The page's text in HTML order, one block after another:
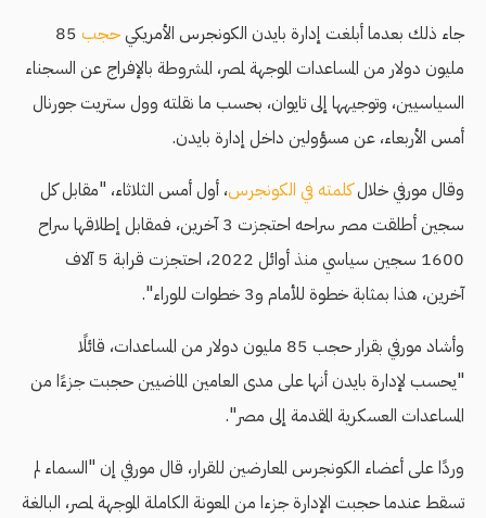
جاء ذلك بعدما أبلغت إدارة بايدن الكونجرس الأمريكيحجب 85
مليون دولار من المساعدات الموجهة لمصر، المشروطة بالإفراج عن السجناء
السياسيين، وتوجيهها إلى تايوان، بحسب ما نقلته وول ستريت جورنال
أمس الأربعاء، عن مسؤولين داخل إدارة بايدن.
وقال مورفي خلالكلمته في الكونجرس، أول أمس الثلاثاء، "مقابل كل
سجين أطلقت مصر سراحه احتجزت 3 آخرين، فمقابل إطلاقها سراح
1600 سجين سياسي منذ أوائل 2022، احتجزت قرابة 5 آلاف
آخرين، هذا بمثابة خطوة للأمام و3 خطوات للوراء".
وأشاد مورفي بقرار حجب 85 مليون دولار من المساعدات، قائلًا
"يحسب لإدارة بايدن أنها على مدى العامين الماضيين حجبت جزءًا من
المساعدات العسكرية المقدمة إلى مصر".
وردًا على أعضاء الكونجرس المعارضين للقرار، قال مورفي إن "السماء لم
تسقط عندما حجبت الإدارة جزءا من المعونة الكاملة الموجهة لمصر، البالغة